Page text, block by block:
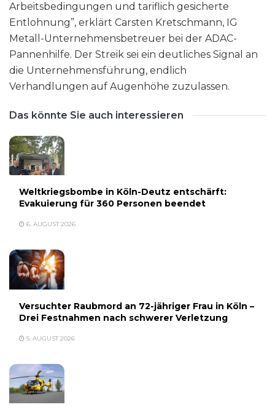
Arbeitsbedingungen und tariflich gesicherte
Entlohnung”, erklärt Carsten Kretschmann, IG
Metall-Unternehmensbetreuer bei der ADAC-
Pannenhilfe. Der Streik sei ein deutliches Signal an
die Unternehmensführung, endlich
Verhandlungen auf Augenhöhe zuzulassen.
Das könnte Sie auch interessieren
Weltkriegsbombe in Köln-Deutz entschärft:
Evakuierung für 360 Personen beendet
6. AUGUST 2026
Versuchter Raubmord an 72-jähriger Frau in Köln –
Drei Festnahmen nach schwerer Verletzung
5. AUGUST 2026